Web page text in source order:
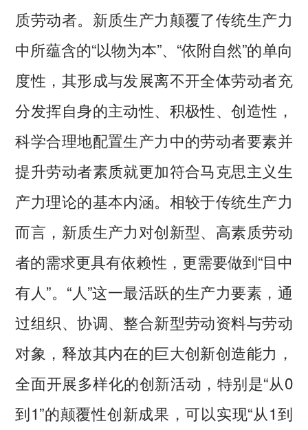
质劳动者。新质生产力颠覆了传统生产力
中所蕴含的“以物为本”、“依附自然”的单向
度性，其形成与发展离不开全体劳动者充
分发挥自身的主动性、积极性、创造性，
科学合理地配置生产力中的劳动者要素并
提升劳动者素质就更加符合马克思主义生
产力理论的基本内涵。相较于传统生产力
而言，新质生产力对创新型、高素质劳动
者的需求更具有依赖性，更需要做到“目中
有人”。“人”这一最活跃的生产力要素，通
过组织、协调、整合新型劳动资料与劳动
对象，释放其内在的巨大创新创造能力，
全面开展多样化的创新活动，特别是“从0
到1”的颠覆性创新成果，可以实现“从1到